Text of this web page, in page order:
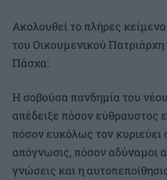
Ακολουθεί το πλήρες
του Οικουμενικού Πατριάρχη
Πάσχα:
Η σοβούσα πανδημία του
απέδειξε πόσον εύθραυστος
πόσον ευκόλως τον κυριεύει
απόγνωσις, πόσον αδύναμοι
γνώσεις και η